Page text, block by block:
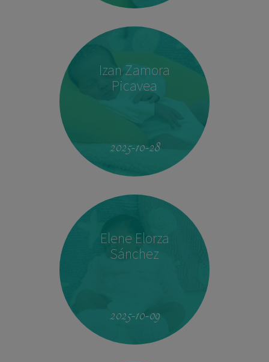
Izan Zamora
Picavea
2025-10-28
Elene Elorza
Sánchez
2025-10-09